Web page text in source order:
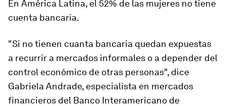
En América Latina, el 52% de las mujeres no tiene
cuenta bancaria.
"Si no tienen cuanta bancaria quedan expuestas
a recurrir a mercados informales o a depender del
control económico de otras personas", dice
Gabriela Andrade, especialista en mercados
financieros del Banco Interamericano de